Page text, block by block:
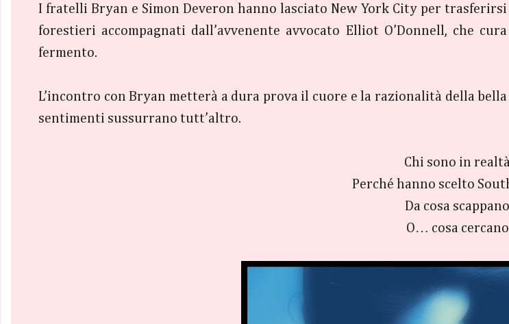
I fratelli Bryan e Simon Deveron hanno lasciato New York City per
forestieri accompagnati dall’avvenente avvocato Elliot O’Donnell, che
fermento.
L’incontro con Bryan metterà a dura prova il cuore e la razionalità della
sentimenti sussurrano tutt’altro.
Chi sono in
Perché hanno scelto
Da cosa
O… cosa